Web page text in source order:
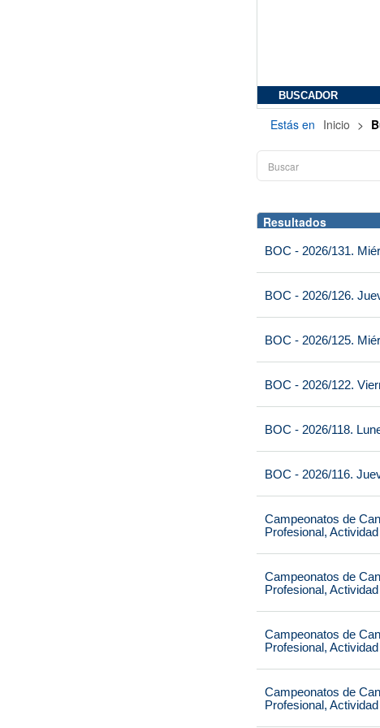
BUSCADOR
Estás en Inicio >
Resultados
BOC - 2026/131.
BOC - 2026/126.
BOC - 2026/125.
BOC - 2026/122.
BOC - 2026/118.
BOC - 2026/116.
Campeonatos de
Profesional,
Campeonatos de
Profesional,
Campeonatos de
Profesional,
Campeonatos de
Profesional,